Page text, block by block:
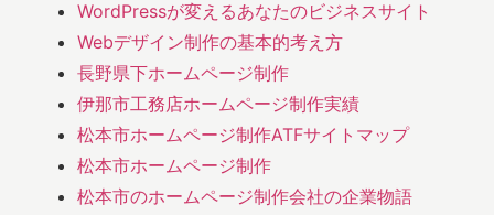
WordPressが変えるあなたのビジネスサイト
Webデザイン制作の基本的考え方
長野県下ホームページ制作
伊那市工務店ホームページ制作実績
松本市ホームページ制作ATFサイトマップ
松本市ホームページ制作
松本市のホームページ制作会社の企業物語